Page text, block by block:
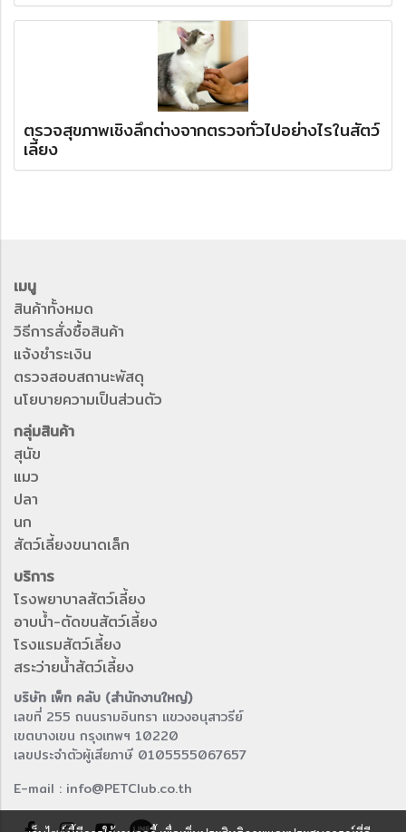
ตรวจสุขภาพเชิงลึกต่างจากตรวจทั่วไปอย่างไรในสัตว์
เลี้ยง
เมนู
สินค้าทั้งหมด
วิธีการสั่งซื้อสินค้า
แจ้งชำระเงิน
ตรวจสอบสถานะพัสดุ
นโยบายความเป็นส่วนตัว
กลุ่มสินค้า
สุนัข
แมว
ปลา
นก
สัตว์เลี้ยงขนาดเล็ก
บริการ
โรงพยาบาลสัตว์เลี้ยง
อาบน้ำ-ตัดขนสัตว์เลี้ยง
โรงแรมสัตว์เลี้ยง
สระว่ายน้ำสัตว์เลี้ยง
บริษัท เพ็ท คลับ (สำนักงานใหญ่)
เลขที่ 255 ถนนรามอินทรา แขวงอนุสาวรีย์
เขตบางเขน กรุงเทพฯ 10220
เลขประจำตัวผู้เสียภาษี 0105555067657
E-mail : info@PETClub.co.th